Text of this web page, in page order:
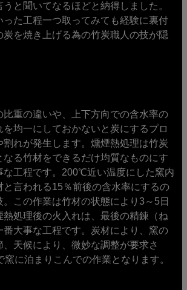
と聞いてなるほどと納得しました。
った工程一つ取ってみても経験に裏付
炭を焼き上げる為の竹炭職人の技が隠
比重の違いや、上下方向での含水率の
均一にしておかないと炭にするプロ
割れが発生します。燻煙熱処理は竹炭
なる竹材をできるだけ均質なものにす
な工程です。200℃近い温度にした窯内
と言われる15％前後の含水率にするの
この作業は竹材の状態により3～5日
熱処理後の火入れは、最後の精錬（ね
番大事な工程です。炭材により、窯の
天候により、微妙な調整が要求さ
窯に泊まりこんでの作業となります。